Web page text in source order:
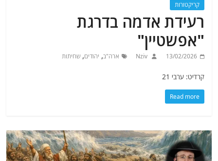
קריקטורות
רעידת אדמה בדרגת
"אפשטיין"
13/02/2026
Nziv ארה"ב, יהודים,שחיתות
קרדיט: ערבי 21
Read more